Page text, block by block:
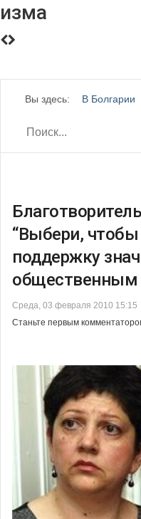
изма
Вы здесь: В Болгарии
“Выбери,
поддержку
общественным
Среда, 03 февраля 2010 15:15
Станьте первым